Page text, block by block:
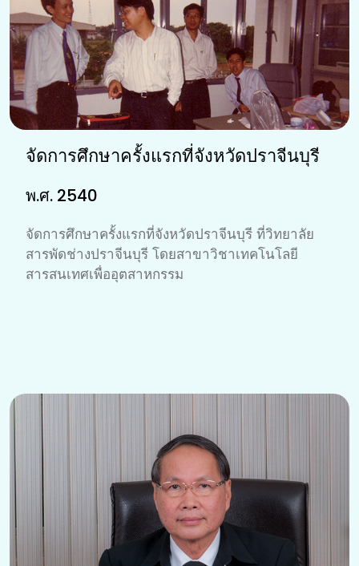
จัดการศึกษาครั้งแรกที่จังหวัดปราจีนบุรี
พ.ศ. 2540
จัดการศึกษาครั้งแรกที่จังหวัดปราจีนบุรี ที่วิทยาลัย
สารพัดช่างปราจีนบุรี โดยสาขาวิชาเทคโนโลยี
สารสนเทศเพื่ออุตสาหกรรม